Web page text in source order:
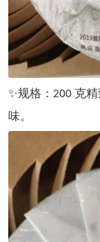
✨规格： 200 克
味。